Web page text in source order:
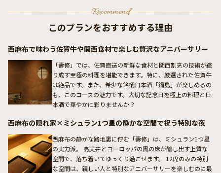
Recommend
このプランをおすすめする理由
西麻布で味わう佐賀牛や関西食材で楽しむ贅沢なアニバーサリー
「壽修」では、佐賀直送の新鮮な食材と関西割烹の技術が織
り成す至極の料理を堪能できます。特に、厳選された佐賀牛
は絶品です。また、希少な銘柄日本酒「鍋島」が楽しめるの
も、このコースの魅力です。大切な記念日を極上の料理と日
本酒で華やかに彩りませんか？
西麻布の隠れ家×ミシュラン1つ星の静かな空間で祝う特別な夜
西麻布の静かな路地裏に佇む「壽修」は、ミシュラン1つ星
の実力派。 高天井とヨーロッパの風の床が醸し出す上質な
空間で、落ち着いてゆっくり過ごせます。 12席のみの特別
な空間は、親しい人と特別なアニバーサリーを楽しむのに最